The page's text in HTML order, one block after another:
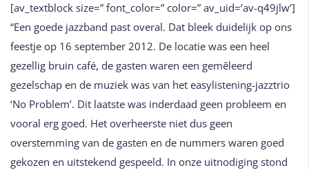
[av_textblock size=” font_color=” color=” av_uid=’av-q49jlw’]
“Een goede jazzband past overal. Dat bleek duidelijk op ons
feestje op 16 september 2012. De locatie was een heel
gezellig bruin café, de gasten waren een gemêleerd
gezelschap en de muziek was van het easylistening-jazztrio
‘No Problem’. Dit laatste was inderdaad geen probleem en
vooral erg goed. Het overheerste niet dus geen
overstemming van de gasten en de nummers waren goed
gekozen en uitstekend gespeeld. In onze uitnodiging stond